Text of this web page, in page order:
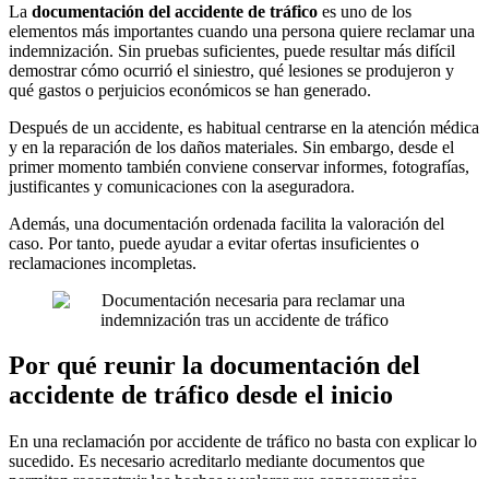
La documentación del accidente de tráfico es uno de los
elementos más importantes cuando una persona quiere reclamar una
indemnización. Sin pruebas suficientes, puede resultar más difícil
demostrar cómo ocurrió el siniestro, qué lesiones se produjeron y
qué gastos o perjuicios económicos se han generado.
Después de un accidente, es habitual centrarse en la atención médica
y en la reparación de los daños materiales. Sin embargo, desde el
primer momento también conviene conservar informes, fotografías,
justificantes y comunicaciones con la aseguradora.
Además, una documentación ordenada facilita la valoración del
caso. Por tanto, puede ayudar a evitar ofertas insuficientes o
reclamaciones incompletas.
Por qué reunir la documentación del
accidente de tráfico desde el inicio
En una reclamación por accidente de tráfico no basta con explicar lo
sucedido. Es necesario acreditarlo mediante documentos que